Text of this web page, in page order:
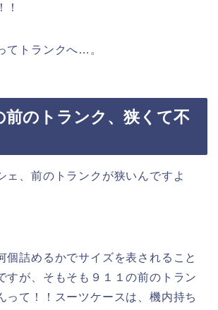
！
てトランクへ…。
前のトランク、狭くて不
ェ、前のトランクが狭いんですよ
個詰めるかでサイズを表されること
すが、そもそも９１１の前のトラン
って！！ スーツケースは、機内持ち